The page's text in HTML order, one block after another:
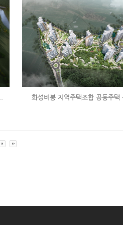
화성비봉 지역주택조합 공동주택